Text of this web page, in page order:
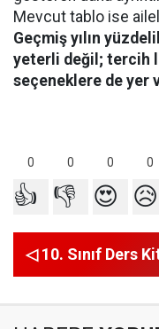
Mevcut tablo ise
Geçmiş yılın
yeterli değil; tercih
seçeneklere de yer
0 0 0 0
👍 👎 😍 😥
◁ 10. Sınıf Ders